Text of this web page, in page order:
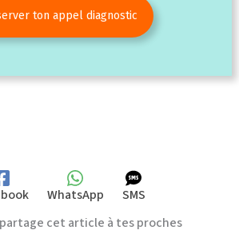
ton appel diagnostic
WhatsApp
SMS
partage cet article à tes proches